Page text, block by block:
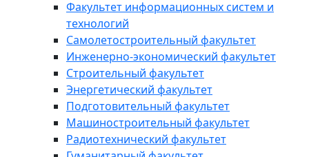
Факультет информационных систем и
технологий
Самолетостроительный факультет
Инженерно-экономический факультет
Строительный факультет
Энергетический факультет
Подготовительный факультет
Машиностроительный факультет
Радиотехнический факультет